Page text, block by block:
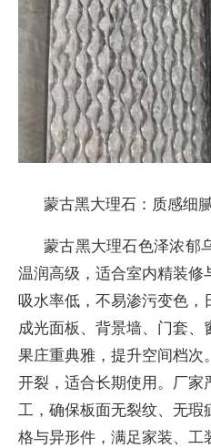
蒙古黑大理石：质感细
蒙古黑大理石色泽浓郁
温润高级，适合室内精装修
吸水率低，不易渗污变色
成光面板、背景墙、门套
果庄重典雅，提升空间档
开裂，适合长期使用。厂
工，确保板面无裂纹、无
格与异形件，满足家装、